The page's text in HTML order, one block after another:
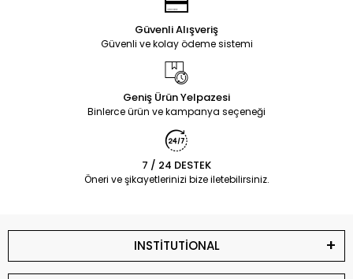
Güvenli Alışveriş
Güvenli ve kolay ödeme sistemi
Geniş Ürün Yelpazesi
Binlerce ürün ve kampanya seçeneği
7 / 24 DESTEK
Öneri ve şikayetlerinizi bize iletebilirsiniz.
INSTİTUTİONAL